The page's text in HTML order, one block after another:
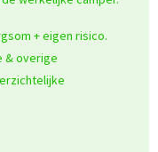
+ eigen risico.
& overige